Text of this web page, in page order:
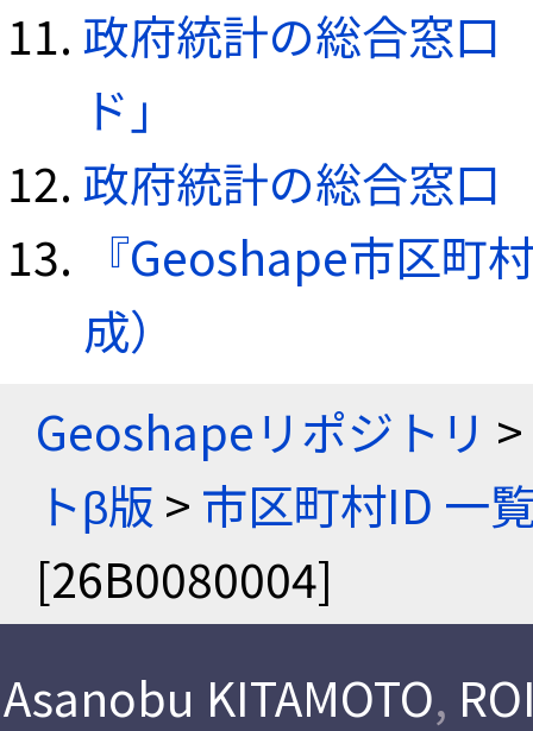
政府統計の総合窓口
ド」
政府統計の総合窓口
『Geoshape市区町
成）
Geoshapeリポジトリ >
トβ版 > 市区町村ID 一
[26B0080004]
Asanobu KITAMOTO,